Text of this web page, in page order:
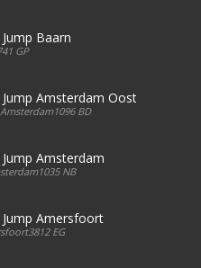
Baarn
GP
Amsterdam Oost
BD
Amsterdam
NB
Amersfoort
EG